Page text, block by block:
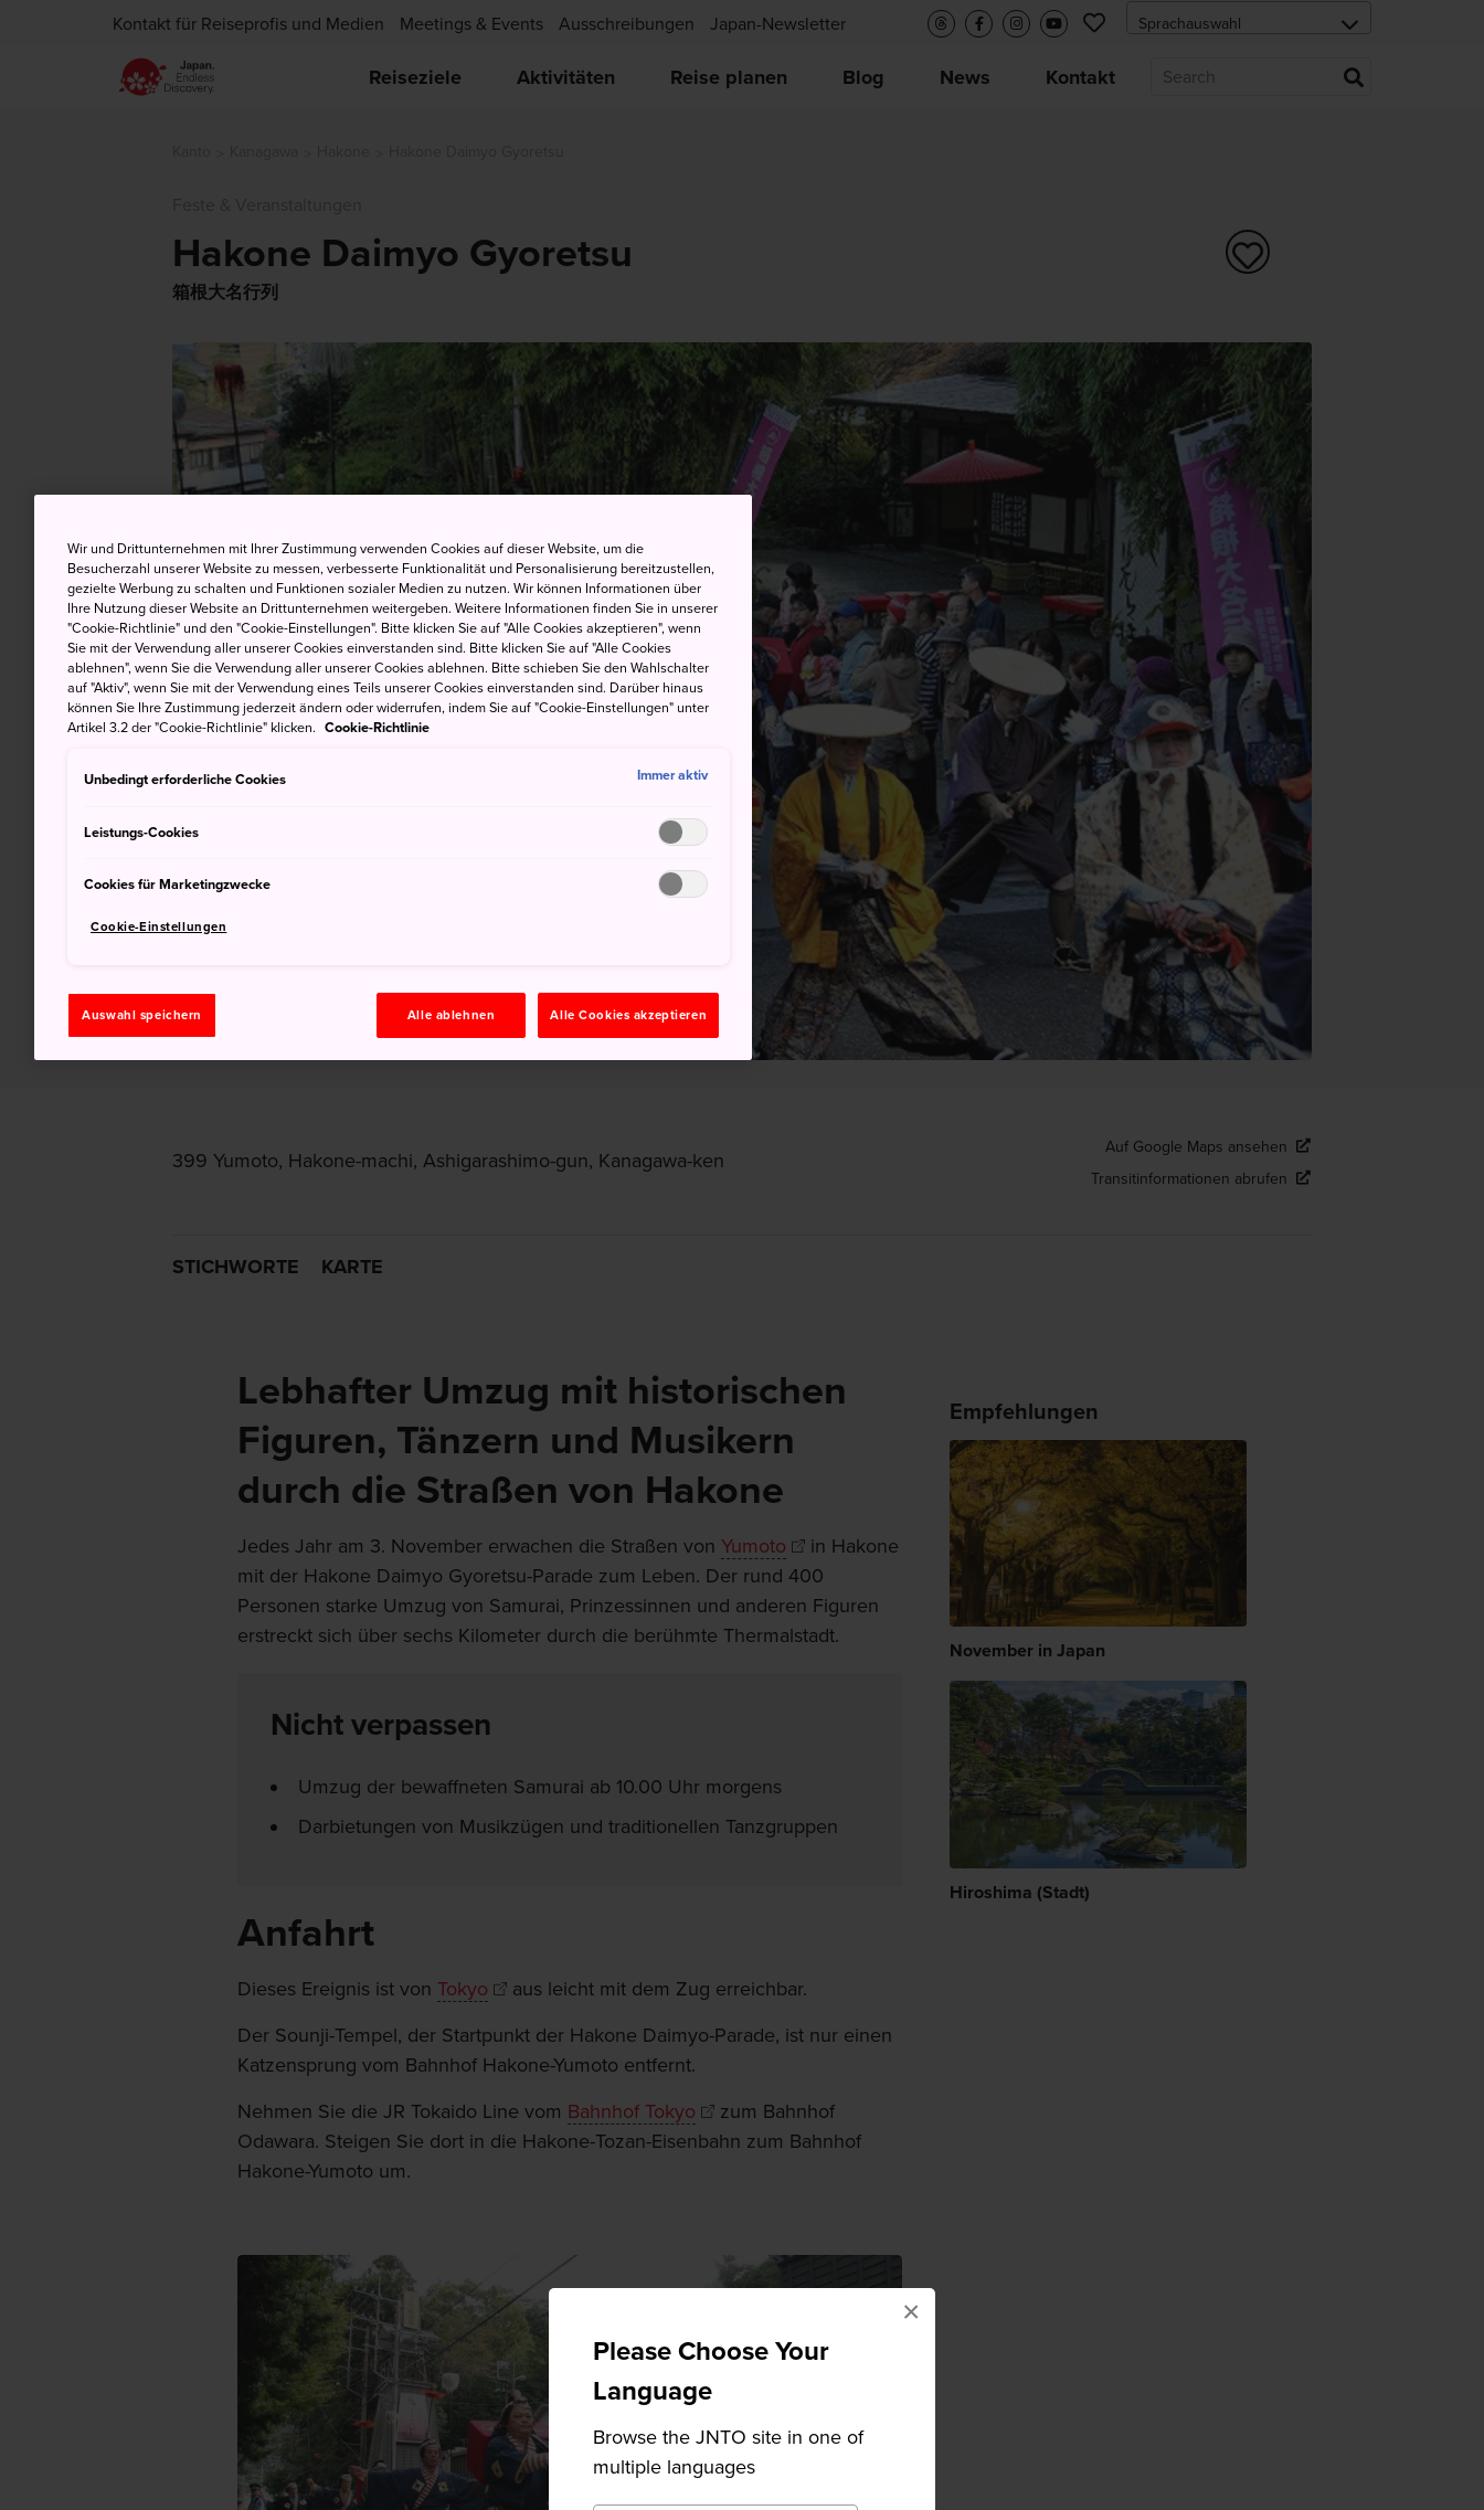
Please Choose Your
Language
Browse the JNTO site in one of
multiple languages
×
Kontakt für Reiseprofis und Medien Meetings & Events Ausschreibungen Japan-Newsletter
Reiseziele Aktivitäten Reise planen Blog News Kontakt
Hakone Daimyo Gyoretsu
箱根大名行列
399 Yumoto, Hakone-machi, Ashigarashimo-gun, Kanagawa-ken
Auf Google Maps ansehen
Transitinformationen abrufen
STICHWORTE KARTE
Lebhafter Umzug mit historischen
Figuren, Tänzern und Musikern
durch die Straßen von Hakone
Jedes Jahr am 3. November erwachen die Straßen von Yumoto
in Hakone
mit der Hakone Daimyo Gyoretsu-Parade zum Leben. Der rund 400
Personen starke Umzug von Samurai, Prinzessinnen und anderen Figuren
erstreckt sich über sechs Kilometer durch die berühmte Thermalstadt.
Nicht verpassen
Umzug der bewaffneten Samurai ab 10.00 Uhr morgens
Darbietungen von Musikzügen und traditionellen Tanzgruppen
Anfahrt
Dieses Ereignis ist von Tokyo
aus leicht mit dem Zug erreichbar.
Der Sounji-Tempel, der Startpunkt der Hakone Daimyo-Parade, ist nur einen
Katzensprung vom Bahnhof Hakone-Yumoto entfernt.
Nehmen Sie die JR Tokaido Line vom Bahnhof Tokyo
zum Bahnhof
Odawara. Steigen Sie dort in die Hakone-Tozan-Eisenbahn zum Bahnhof
Hakone-Yumoto um.
Empfehlungen
November in Japan
Hiroshima (Stadt)
Wir und Drittunternehmen mit Ihrer Zustimmung verwenden Cookies auf dieser Website, um die
Besucherzahl unserer Website zu messen, verbesserte Funktionalität und Personalisierung bereitzustellen,
gezielte Werbung zu schalten und Funktionen sozialer Medien zu nutzen. Wir können Informationen über
Ihre Nutzung dieser Website an Drittunternehmen weitergeben. Weitere Informationen finden Sie in unserer
"Cookie-Richtlinie" und den "Cookie-Einstellungen". Bitte klicken Sie auf "Alle Cookies akzeptieren", wenn
Sie mit der Verwendung aller unserer Cookies einverstanden sind. Bitte klicken Sie auf "Alle Cookies
ablehnen", wenn Sie die Verwendung aller unserer Cookies ablehnen. Bitte schieben Sie den Wahlschalter
auf "Aktiv", wenn Sie mit der Verwendung eines Teils unserer Cookies einverstanden sind. Darüber hinaus
können Sie Ihre Zustimmung jederzeit ändern oder widerrufen, indem Sie auf "Cookie-Einstellungen" unter
Artikel 3.2 der "Cookie-Richtlinie" klicken. Cookie-Richtlinie
Unbedingt erforderliche Cookies Immer aktiv
Leistungs-Cookies
Cookies für Marketingzwecke
Cookie-Einstellungen
Auswahl speichern Alle ablehnen Alle Cookies akzeptieren